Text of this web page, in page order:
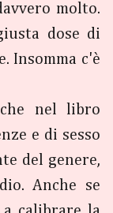
molto.
dose di
Insomma c'è
nel libro
e di sesso
del genere,
Anche se